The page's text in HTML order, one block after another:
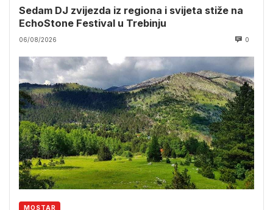
Sedam DJ zvijezda iz regiona i svijeta stiže na
EchoStone Festival u Trebinju
06/08/2026 0
MOSTAR